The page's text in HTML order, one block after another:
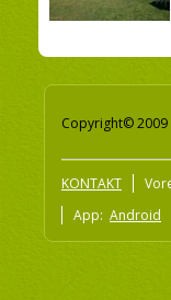
Copyright©
KONTAKT
App: Android